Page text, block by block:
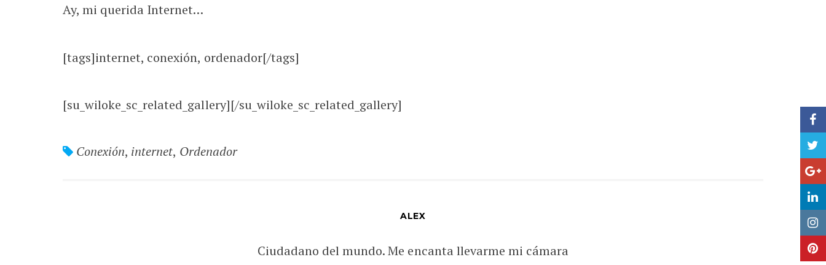
Ay, mi querida Internet…
[tags]internet, conexión, ordenador[/tags]
[su_wiloke_sc_related_gallery][/su_wiloke_sc_related_gallery]
Conexión, internet, Ordenador
ALEX
Ciudadano del mundo. Me encanta llevarme mi cámara